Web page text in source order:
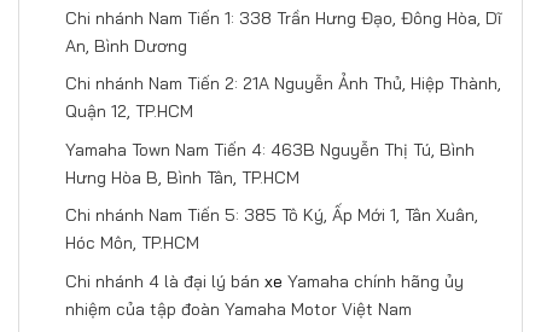
Chi nhánh Nam Tiến 1: 338 Trần Hưng Đạo, Đông Hòa, Dĩ
An, Bình Dương
Chi nhánh Nam Tiến 2: 21A Nguyễn Ảnh Thủ, Hiệp Thành,
Quận 12, TP.HCM
Yamaha Town Nam Tiến 4: 463B Nguyễn Thị Tú, Bình
Hưng Hòa B, Bình Tân, TP.HCM
Chi nhánh Nam Tiến 5: 385 Tô Ký, Ấp Mới 1, Tân Xuân,
Hóc Môn, TP.HCM
Chi nhánh 4 là đại lý bánxe Yamaha chính hãng ủy
nhiệm của tập đoàn Yamaha Motor Việt Nam